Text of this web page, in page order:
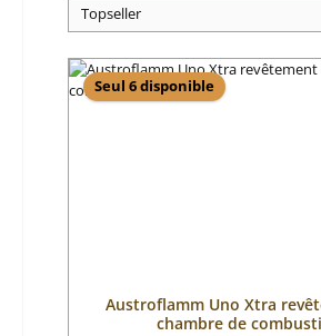
Seul 6 disponible
Austroflamm Uno Xtra
chambre de